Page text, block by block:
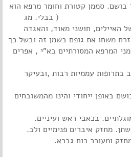
בושם. סממן קטורת וחומר מרפא הוא
( בבלי. מג
האיילים, חושני מאוד, והאגדה
משחו את גופם בשמן זה ובשל כך
המרפא המסורתיים בא"י , אפרים
בתרופות עממיות רבות ,ובעיקר
באופן ייחודי והינו מהמשובחים
בכאבי ראש ועיניים.
מחזק איברים פנימיים ולב.
ומעורר כוח גברא.